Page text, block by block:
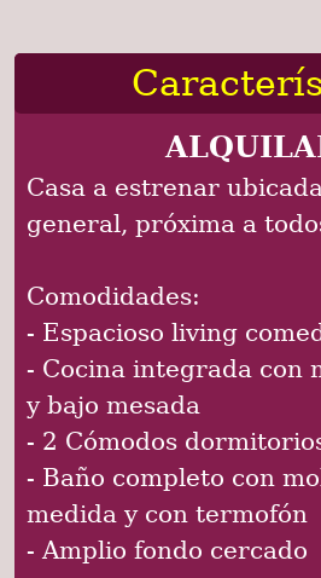
Casa a estrenar
general, próxima a
Comodidades:
- Espacioso living
- Cocina integrada con
y bajo mesada
- 2 Cómodos
- Baño completo con
medida y con termofón
- Amplio fondo cercado